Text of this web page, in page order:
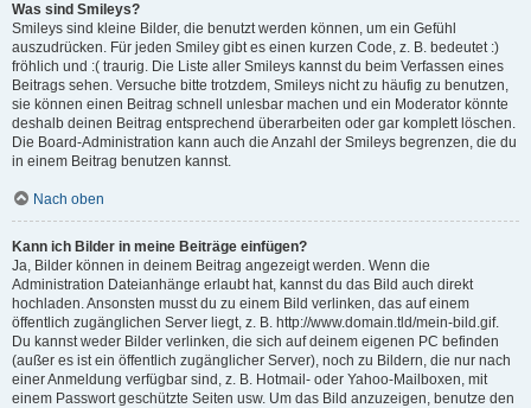
Was sind Smileys?
Smileys sind kleine Bilder, die benutzt werden können, um ein Gefühl
auszudrücken. Für jeden Smiley gibt es einen kurzen Code, z. B. bedeutet :)
fröhlich und :( traurig. Die Liste aller Smileys kannst du beim Verfassen eines
Beitrags sehen. Versuche bitte trotzdem, Smileys nicht zu häufig zu benutzen,
sie können einen Beitrag schnell unlesbar machen und ein Moderator könnte
deshalb deinen Beitrag entsprechend überarbeiten oder gar komplett löschen.
Die Board-Administration kann auch die Anzahl der Smileys begrenzen, die du
in einem Beitrag benutzen kannst.
Nach oben
Kann ich Bilder in meine Beiträge einfügen?
Ja, Bilder können in deinem Beitrag angezeigt werden. Wenn die
Administration Dateianhänge erlaubt hat, kannst du das Bild auch direkt
hochladen. Ansonsten musst du zu einem Bild verlinken, das auf einem
öffentlich zugänglichen Server liegt, z. B. http://www.domain.tld/mein-bild.gif.
Du kannst weder Bilder verlinken, die sich auf deinem eigenen PC befinden
(außer es ist ein öffentlich zugänglicher Server), noch zu Bildern, die nur nach
einer Anmeldung verfügbar sind, z. B. Hotmail- oder Yahoo-Mailboxen, mit
einem Passwort geschützte Seiten usw. Um das Bild anzuzeigen, benutze den